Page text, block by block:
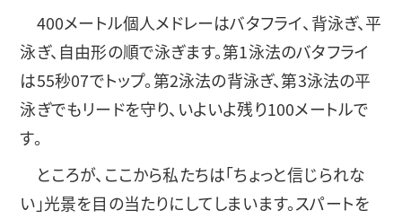
400メートル個人メドレーはバタフライ、背泳ぎ、平
泳ぎ、自由形の順で泳ぎます。第1泳法のバタフライ
は55秒07でトップ。第2泳法の背泳ぎ、第3泳法の平
泳ぎでもリードを守り、いよいよ残り100メートルで
す。
ところが、ここから私たちは「ちょっと信じられな
い」光景を目の当たりにしてしまいます。スパートを